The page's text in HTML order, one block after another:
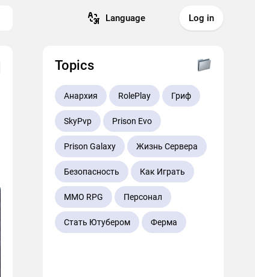
Language Log in
Topics
Анархия RolePlay Гриф
SkyPvp Prison Evo
Prison Galaxy Жизнь Сервера
Безопасность Как Играть
MMO RPG Персонал
Стать Ютубером Ферма